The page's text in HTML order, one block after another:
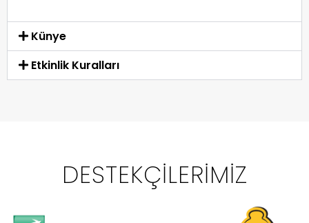
Künye
Etkinlik Kuralları
DESTEKÇILERIMIZ